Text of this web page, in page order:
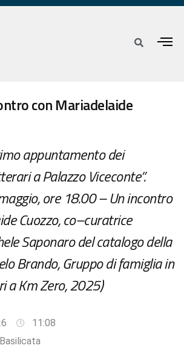
con Mariadelaide
appuntamento dei
a Palazzo Viceconte”.
ore 18.00 – Un incontro
Cuozzo, co–curatrice
Saponaro del catalogo della
Brando, Gruppo di famiglia in
a Km Zero, 2025)
11:08